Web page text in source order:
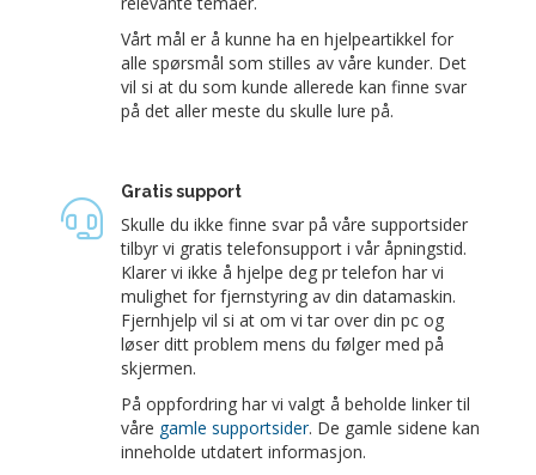
Vårt mål er å kunne ha en hjelpeartikkel for
alle spørsmål som stilles av våre kunder. Det
vil si at du som kunde allerede kan finne svar
på det aller meste du skulle lure på.
Gratis support
Skulle du ikke finne svar på våre supportsider
tilbyr vi gratis telefonsupport i vår åpningstid.
Klarer vi ikke å hjelpe deg pr telefon har vi
mulighet for fjernstyring av din datamaskin.
Fjernhjelp vil si at om vi tar over din pc og
løser ditt problem mens du følger med på
skjermen.
På oppfordring har vi valgt å beholde linker til
våre gamle supportsider. De gamle sidene kan
inneholde utdatert informasjon.